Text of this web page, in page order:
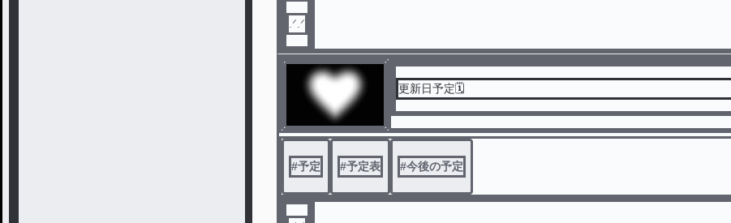
更新日予定🗓
#予定 #予定表 #今後の予定